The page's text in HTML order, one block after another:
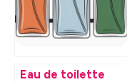
Eau de toilette